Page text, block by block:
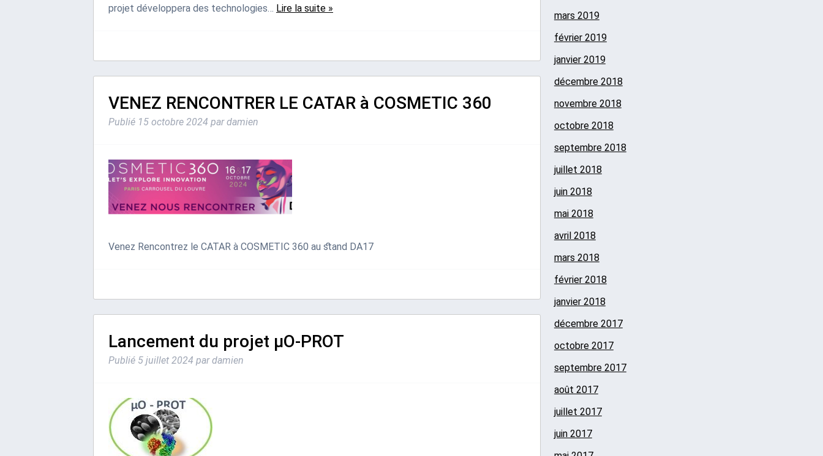
projet développera des technologies… Lire la suite »
VENEZ RENCONTRER LE CATAR à COSMETIC 360
Publié 15 octobre 2024 par damien
Venez Rencontrez le CATAR à COSMETIC 360 au stand DA17
Lancement du projet µO-PROT
Publié 5 juillet 2024 par damien
mars 2019
février 2019
janvier 2019
décembre 2018
novembre 2018
octobre 2018
septembre 2018
juillet 2018
juin 2018
mai 2018
avril 2018
mars 2018
février 2018
janvier 2018
décembre 2017
octobre 2017
septembre 2017
août 2017
juillet 2017
juin 2017